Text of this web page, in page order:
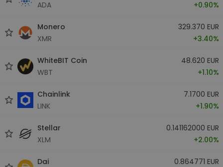
ADA
+0.90%
Monero
XMR
329.370 EUR
+3.40%
WhiteBIT Coin
WBT
48.620 EUR
+1.10%
Chainlink
LINK
7.1700 EUR
+1.90%
Stellar
XLM
0.141162000 EUR
+2.00%
Dai
0.864771 EUR